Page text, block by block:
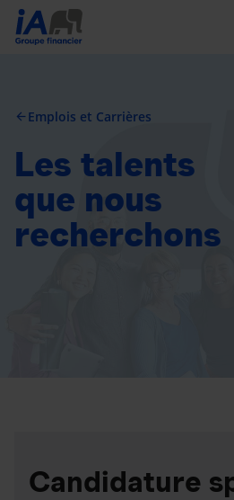
arrow_back Emplois et Carrières
Les talents
que nous
recherchons
Candidature